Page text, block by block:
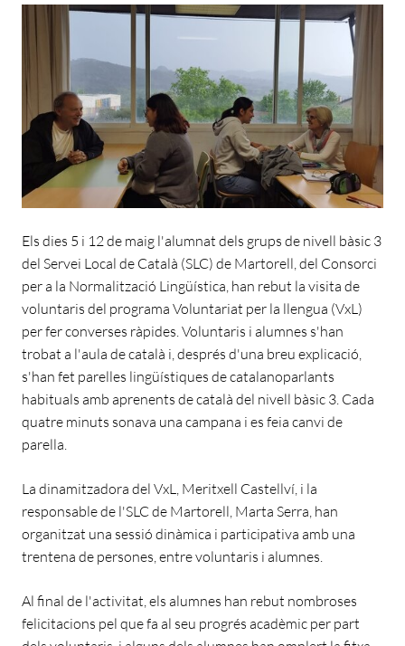
Els dies 5 i 12 de maig l'alumnat dels grups de nivell bàsic 3
del Servei Local de Català (SLC) de Martorell, del Consorci
per a la Normalització Lingüística, han rebut la visita de
voluntaris del programa Voluntariat per la llengua (VxL)
per fer converses ràpides. Voluntaris i alumnes s'han
trobat a l'aula de català i, després d'una breu explicació,
s'han fet parelles lingüístiques de catalanoparlants
habituals amb aprenents de català del nivell bàsic 3. Cada
quatre minuts sonava una campana i es feia canvi de
parella.
La dinamitzadora del VxL, Meritxell Castellví, i la
responsable de l'SLC de Martorell, Marta Serra, han
organitzat una sessió dinàmica i participativa amb una
trentena de persones, entre voluntaris i alumnes.
Al final de l'activitat, els alumnes han rebut nombroses
felicitacions pel que fa al seu progrés acadèmic per part